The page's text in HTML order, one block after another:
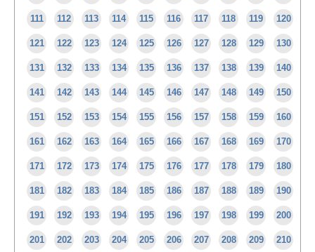
111 112 113 114 115 116 117 118 119 120
121 122 123 124 125 126 127 128 129 130
131 132 133 134 135 136 137 138 139 140
141 142 143 144 145 146 147 148 149 150
151 152 153 154 155 156 157 158 159 160
161 162 163 164 165 166 167 168 169 170
171 172 173 174 175 176 177 178 179 180
181 182 183 184 185 186 187 188 189 190
191 192 193 194 195 196 197 198 199 200
201 202 203 204 205 206 207 208 209 210